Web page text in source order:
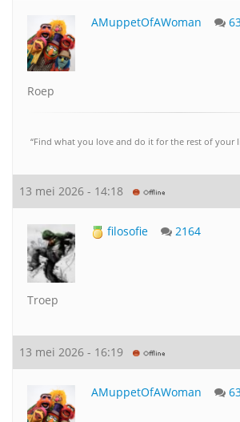
AMuppetOfAWoman
Roep
“Find what you love and do it for the rest of your
13 mei 2026 - 14:18
filosofie 2164
Troep
13 mei 2026 - 16:19
AMuppetOfAWoman